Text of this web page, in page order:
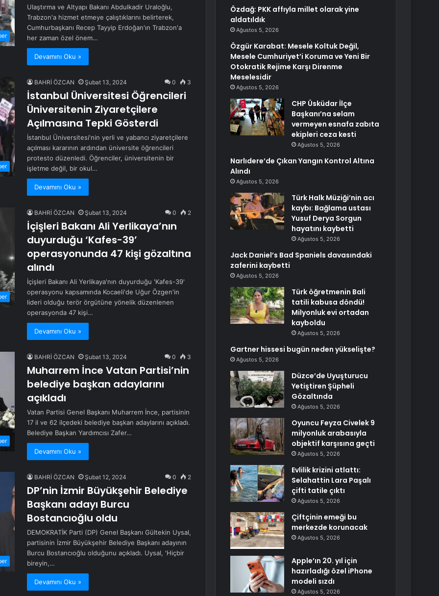
Ulaştırma ve Altyapı Bakanı Abdulkadir Uraloğlu,
Trabzon'a hizmet etmeye çalıştıklarını belirterek,
Cumhurbaşkanı Recep Tayyip Erdoğan'ın Trabzon'a
her zaman özel önem…
Devamını Oku »
BAHRİ ÖZCAN Şubat 13, 2024 0 3
İstanbul Üniversitesi Öğrencileri
Üniversitenin Ziyaretçilere
Açılmasına Tepki Gösterdi
İstanbul Üniversitesi'nin yerli ve yabancı ziyaretçilere
açılması kararının ardından üniversite öğrencileri
protesto düzenledi. Öğrenciler, üniversitenin bir
işletme değil, bir okul…
Devamını Oku »
BAHRİ ÖZCAN Şubat 13, 2024 0 2
İçişleri Bakanı Ali Yerlikaya’nın
duyurduğu ‘Kafes-39’
operasyonunda 47 kişi gözaltına
alındı
İçişleri Bakanı Ali Yerlikaya'nın duyurduğu 'Kafes-39'
operasyonu kapsamında Kocaeli'de Uğur Özgen'in
lideri olduğu terör örgütüne yönelik düzenlenen
operasyonda 47 kişi…
Devamını Oku »
BAHRİ ÖZCAN Şubat 13, 2024 0 3
Muharrem İnce Vatan Partisi’nin
belediye başkan adaylarını
açıkladı
Vatan Partisi Genel Başkanı Muharrem İnce, partisinin
17 il ve 62 ilçedeki belediye başkan adaylarını açıkladı.
Belediye Başkan Yardımcısı Zafer…
Devamını Oku »
BAHRİ ÖZCAN Şubat 12, 2024 0 2
DP’nin İzmir Büyükşehir Belediye
Başkanı adayı Burcu
Bostancıoğlu oldu
DEMOKRATİK Parti (DP) Genel Başkanı Gültekin Uysal,
partisinin İzmir Büyükşehir Belediye Başkanı adayının
Burcu Bostancıoğlu olduğunu açıkladı. Uysal, 'Hiçbir
bireyin,…
Devamını Oku »
Özdağ: PKK affıyla millet olarak yine
aldatıldık
Ağustos 5, 2026
Özgür Karabat: Mesele Koltuk Değil,
Mesele Cumhuriyet’i Koruma ve Yeni Bir
Otokratik Rejime Karşı Direnme
Meselesidir
Ağustos 5, 2026
CHP Üsküdar İlçe
Başkanı’na selam
vermeyen esnafa zabıta
ekipleri ceza kesti
Ağustos 5, 2026
Narlıdere’de Çıkan Yangın Kontrol Altına
Alındı
Ağustos 5, 2026
Türk Halk Müziği’nin acı
kaybı: Bağlama ustası
Yusuf Derya Sorgun
hayatını kaybetti
Ağustos 5, 2026
Jack Daniel’s Bad Spaniels davasındaki
zaferini kaybetti
Ağustos 5, 2026
Türk öğretmenin Bali
tatili kabusa döndü!
Milyonluk evi ortadan
kayboldu
Ağustos 5, 2026
Gartner hissesi bugün neden yükselişte?
Ağustos 5, 2026
Düzce’de Uyuşturucu
Yetiştiren Şüpheli
Gözaltında
Ağustos 5, 2026
Oyuncu Feyza Civelek 9
milyonluk arabasıyla
objektif karşısına geçti
Ağustos 5, 2026
Evlilik krizini atlattı:
Selahattin Lara Paşalı
çifti tatile çıktı
Ağustos 5, 2026
Çiftçinin emeği bu
merkezde korunacak
Ağustos 5, 2026
Apple’ın 20. yıl için
hazırladığı özel iPhone
modeli sızdı
Ağustos 5, 2026